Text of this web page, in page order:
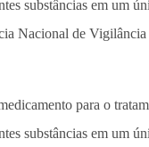
para o
substâncias em um